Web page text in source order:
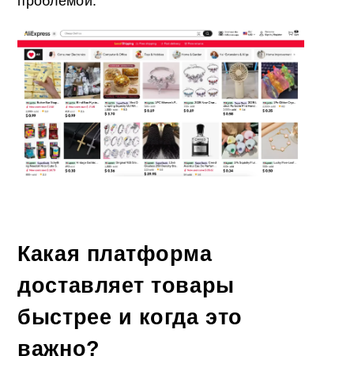
Какая платформа
доставляет товары
быстрее и когда это
важно?